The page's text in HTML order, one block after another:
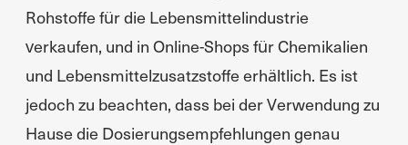
Rohstoffe für die Lebensmittelindustrie
verkaufen, und in Online-Shops für Chemikalien
und Lebensmittelzusatzstoffe erhältlich. Es ist
jedoch zu beachten, dass bei der Verwendung zu
Hause die Dosierungsempfehlungen genau